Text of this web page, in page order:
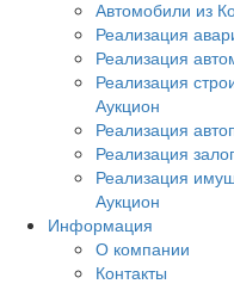
Автомобили из
Реализация
Реализация
Реализация
Аукцион
Реализация
Реализация
Реализация
Аукцион
Информация
О компании
Контакты